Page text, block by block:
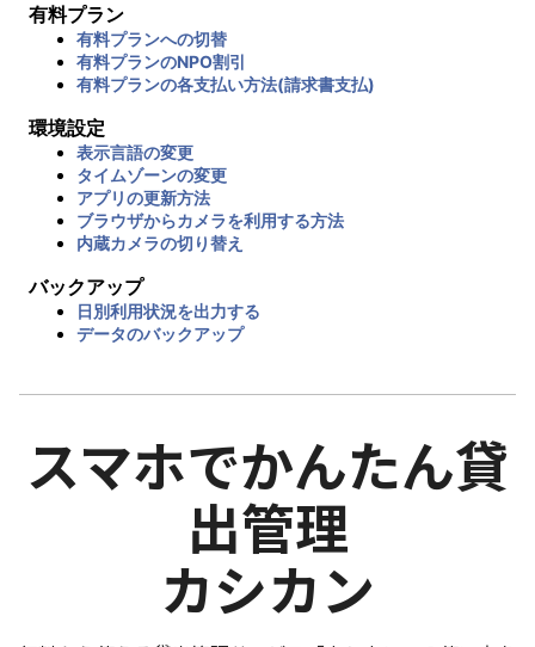
有料プラン
有料プランへの切替
有料プランのNPO割引
有料プランの各支払い方法(請求書支払)
環境設定
表示言語の変更
タイムゾーンの変更
アプリの更新方法
ブラウザからカメラを利用する方法
内蔵カメラの切り替え
バックアップ
日別利用状況を出力する
データのバックアップ
スマホでかんたん貸
出管理
カシカン